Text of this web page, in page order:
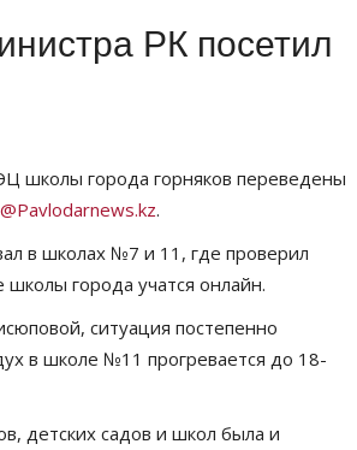
РК посетил
школы города горняков переведены
@Pavlodarnews.kz.
в школах №7 и 11, где проверил
города учатся онлайн.
ситуация постепенно
в школе №11 прогревается до 18-
детских садов и школ была и